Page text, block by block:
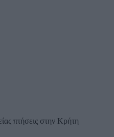
πτήσεις στην Κρήτη